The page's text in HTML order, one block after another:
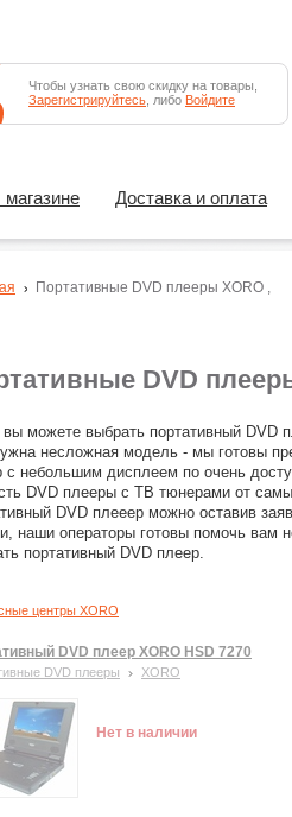
DVD
можете выбрать портативный DVD
несложная модель - мы готовы
с небольшим дисплеем по очень
DVD плееры с ТВ тюнерами от
DVD плееер можно оставив
наши операторы готовы помочь вам
портативный DVD плеер.
центры XORO
DVD плеер XORO HSD 7270
DVD плееры XORO
Нет в наличии
Портативные DVD плееры XORO ,
Чтобы узнать свою скидку на товары,
Зарегистрируйтесь , либо Войдите
Доставка и оплата